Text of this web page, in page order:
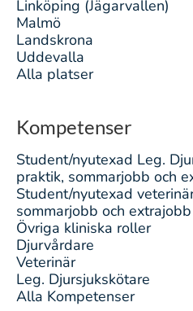
Linköping (Jägarvallen)
Malmö
Landskrona
Uddevalla
Alla platser
Kompetenser
Student/nyutexad Leg.
praktik, sommarjobb och
Student/nyutexad
sommarjobb och extrajobb
Övriga kliniska roller
Djurvårdare
Veterinär
Leg. Djursjukskötare
Alla Kompetenser